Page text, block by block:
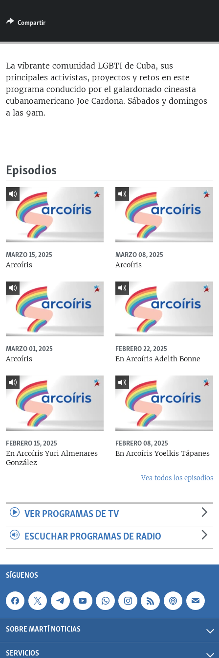
ESPECIALES
ESPECIALES
LA REALIDAD DE LA VIVIENDA EN CUBA
SER VIEJO EN CUBA
KENTU-CUBANO
LOS SANTOS DE HIALEAH
MULTIMEDIA
EDITORIALES
SÍGUENOS
Compartir
La vibrante comunidad LGBTI de Cuba, sus
principales activistas, proyectos y retos en este
programa conducido por el galardonado cineasta
cubanoamericano Joe Cardona. Sábados y domingos
a las 9am.
Episodios
MARZO 15, 2025
Arcoíris
MARZO 08, 2025
Arcoíris
MARZO 01, 2025
Arcoíris
FEBRERO 22, 2025
En Arcoíris Adelth Bonne
FEBRERO 15, 2025
En Arcoíris Yuri Almenares
González
FEBRERO 08, 2025
En Arcoíris Yoelkis Tápanes
Vea todos los episodios
VER PROGRAMAS DE TV
ESCUCHAR PROGRAMAS DE RADIO
SÍGUENOS
SOBRE MARTÍ NOTICIAS
SERVICIOS